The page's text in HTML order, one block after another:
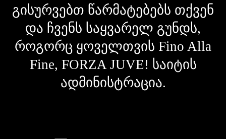
გისურვებთ წარმატებებს თქვენ
და ჩვენს საყვარელ გუნდს,
როგორც ყოველთვის Fino Alla
Fine, FORZA JUVE! საიტის
ადმინისტრაცია.